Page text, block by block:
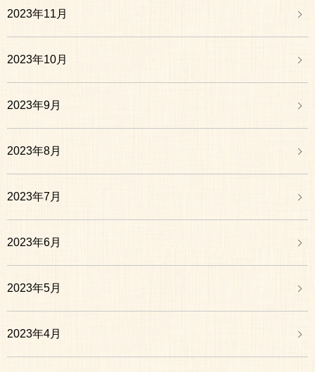
2023年11月
2023年10月
2023年9月
2023年8月
2023年7月
2023年6月
2023年5月
2023年4月